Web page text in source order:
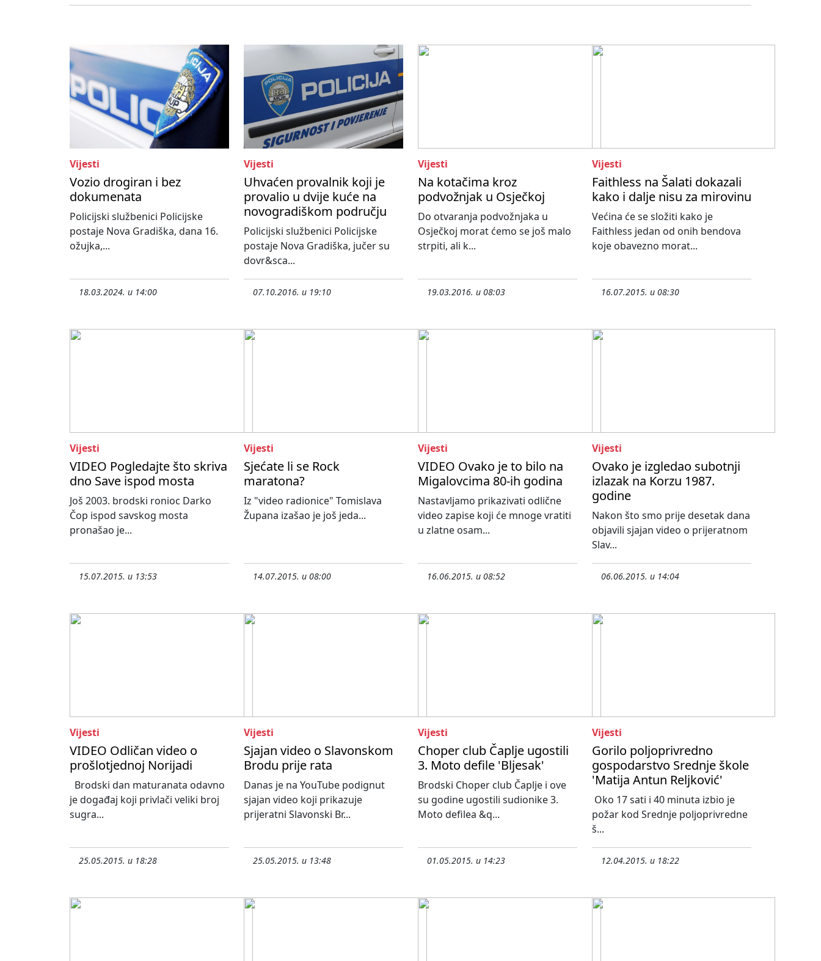
Vijesti
Vozio drogiran i bez
dokumenata
Policijski službenici Policijske
postaje Nova Gradiška, dana 16.
ožujka,...
18.03.2024. u 14:00
Vijesti
Uhvaćen provalnik koji je
provalio u dvije kuće na
novogradiškom području
Policijski službenici Policijske
postaje Nova Gradiška, jučer su
dovr&sca...
07.10.2016. u 19:10
Vijesti
Na kotačima kroz
podvožnjak u Osječkoj
Do otvaranja podvožnjaka u
Osječkoj morat ćemo se još malo
strpiti, ali k...
19.03.2016. u 08:03
Vijesti
Faithless na Šalati dokazali
kako i dalje nisu za mirovinu
Većina će se složiti kako je
Faithless jedan od onih bendova
koje obavezno morat...
16.07.2015. u 08:30
Vijesti
VIDEO Pogledajte što skriva
dno Save ispod mosta
Još 2003. brodski ronioc Darko
Čop ispod savskog mosta
pronašao je...
15.07.2015. u 13:53
Vijesti
Sjećate li se Rock
maratona?
Iz "video radionice" Tomislava
Župana izašao je još jeda...
14.07.2015. u 08:00
Vijesti
VIDEO Ovako je to bilo na
Migalovcima 80-ih godina
Nastavljamo prikazivati odlične
video zapise koji će mnoge vratiti
u zlatne osam...
16.06.2015. u 08:52
Vijesti
Ovako je izgledao subotnji
izlazak na Korzu 1987.
godine
Nakon što smo prije desetak dana
objavili sjajan video o prijeratnom
Slav...
06.06.2015. u 14:04
Vijesti
VIDEO Odličan video o
prošlotjednoj Norijadi
Brodski dan maturanata odavno
je događaj koji privlači veliki broj
sugra...
25.05.2015. u 18:28
Vijesti
Sjajan video o Slavonskom
Brodu prije rata
Danas je na YouTube podignut
sjajan video koji prikazuje
prijeratni Slavonski Br...
25.05.2015. u 13:48
Vijesti
Choper club Čaplje ugostili
3. Moto defile 'Bljesak'
Brodski Choper club Čaplje i ove
su godine ugostili sudionike 3.
Moto defilea &q...
01.05.2015. u 14:23
Vijesti
Gorilo poljoprivredno
gospodarstvo Srednje škole
'Matija Antun Reljković'
Oko 17 sati i 40 minuta izbio je
požar kod Srednje poljoprivredne
š...
12.04.2015. u 18:22